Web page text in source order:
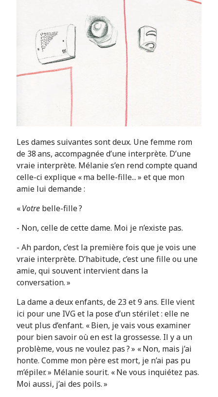
Les dames suivantes sont deux. Une femme rom
de 38 ans, accompagnée d’une interprète. D’une
vraie interprète. Mélanie s’en rend compte quand
celle-ci explique « ma belle-fille... » et que mon
amie lui demande :
«Votre belle-fille ?
- Non, celle de cette dame. Moi je n’existe pas.
- Ah pardon, c’est la première fois que je vois une
vraie interprète. D’habitude, c’est une fille ou une
amie, qui souvent intervient dans la
conversation. »
La dame a deux enfants, de 23 et 9 ans. Elle vient
ici pour une IVG et la pose d’un stérilet : elle ne
veut plus d’enfant. « Bien, je vais vous examiner
pour bien savoir où en est la grossesse. Il y a un
problème, vous ne voulez pas ? » « Non, mais j’ai
honte. Comme mon père est mort, je n’ai pas pu
m’épiler. » Mélanie sourit. « Ne vous inquiétez pas.
Moi aussi, j’ai des poils. »